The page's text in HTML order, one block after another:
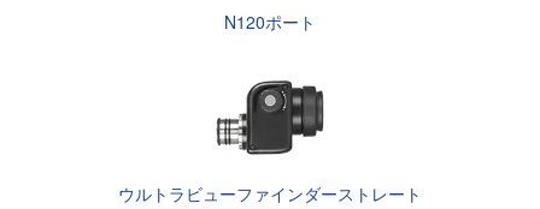
N120ポート
ウルトラビューファインダーストレート